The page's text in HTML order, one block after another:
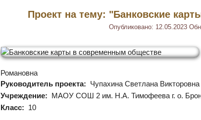
Проект на тему: "Банковские
Опубликовано: 12.05.2023
Романовна
Руководитель проекта: Чупахина Светлана Викторовна
Учреждение: МАОУ СОШ 2 им. Н.А. Тимофеева г. о.
Класс: 10